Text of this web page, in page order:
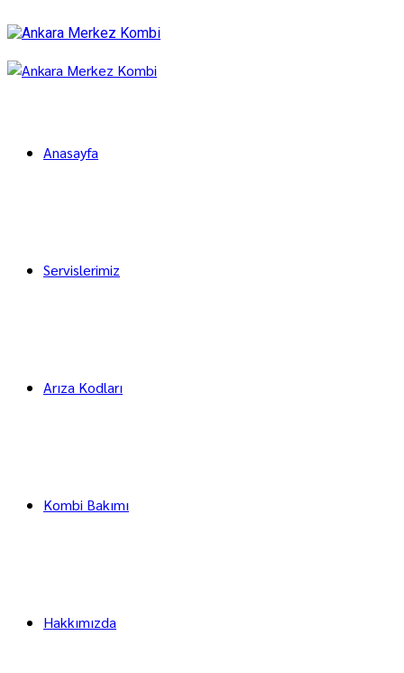
Anasayfa
Servislerimiz
Arıza Kodları
Kombi Bakımı
Hakkımızda